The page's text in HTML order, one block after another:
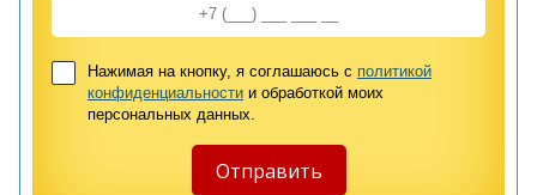
Нажимая на кнопку, я соглашаюсь с политикой
конфиденциальности и обработкой моих
персональных данных.